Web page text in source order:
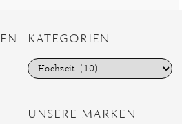
KATEGORIEN
K
a
o
UNSERE MARKEN